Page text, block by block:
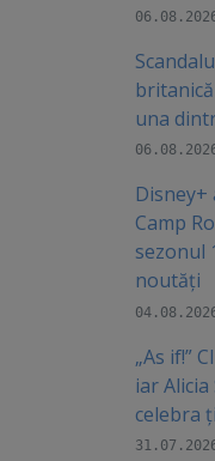
una
Camp
sezonul
noutăți
„As if!”
iar
celebra